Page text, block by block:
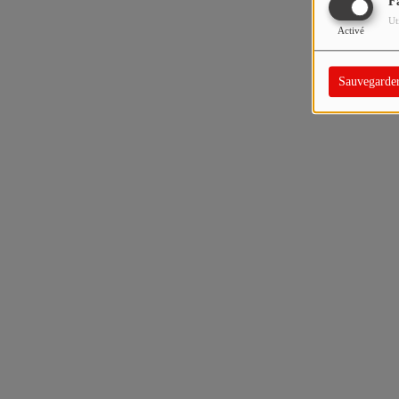
Activé